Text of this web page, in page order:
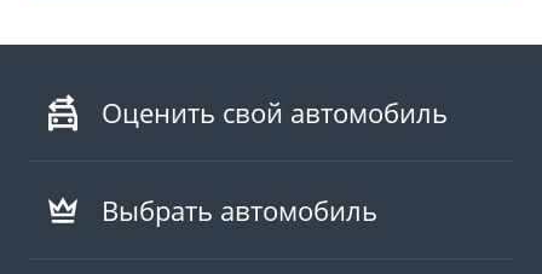
Оценить свой автомобиль
Выбрать автомобиль